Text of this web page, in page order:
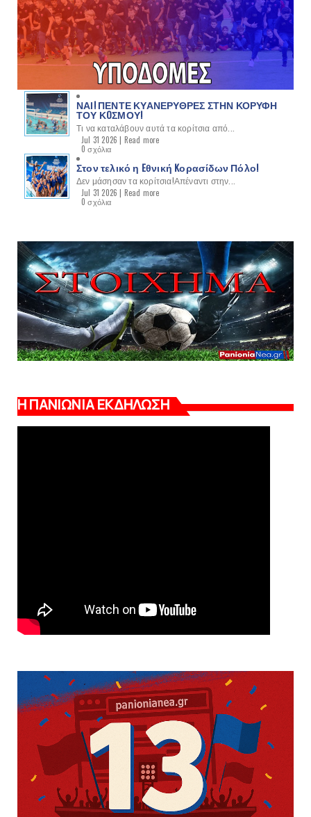
ΝΑΙ! ΠΕΝΤΕ ΚΥΑΝΕΡΥΘΡΕΣ ΣΤΗΝ ΚΟΡΥΦΗ
ΤΟΥ ΚOΣΜΟΥ!
Τι να καταλάβουν αυτά τα κορίτσια από...
Jul 31 2026 | Read more
0 σχόλια
Στον τελικό η Eθνική Kορασίδων Πόλο!
Δεν μάσησαν τα κορίτσια!Απέναντι στην...
Jul 31 2026 | Read more
0 σχόλια
Η ΠΑΝΙΩΝΙΑ ΕΚΔΗΛΩΣΗ